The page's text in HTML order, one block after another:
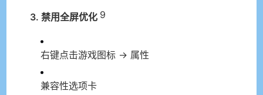
3. 禁用全屏优化 9
右键点击游戏图标 → 属性
兼容性选项卡